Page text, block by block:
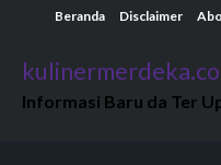
content
Beranda Disclaimer
Informasi Baru da Ter